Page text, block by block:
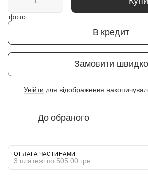
В кредит
Замовити швидко
Увійти для відображення
До обраного
ОПЛАТА ЧАСТИНАМИ
3 платежі по 505.00 грн